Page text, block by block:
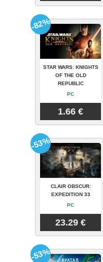
STAR WARS: KNIGHTS
OF THE OLD
REPUBLIC
PC
1.66 €
-82%
CLAIR OBSCUR:
EXPEDITION 33
PC
23.29 €
-53%
-53%